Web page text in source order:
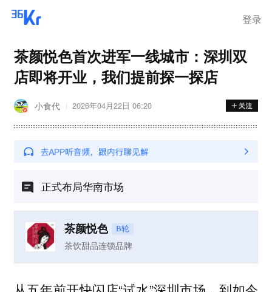
登录
茶颜悦色首次进军一线城市：深圳双
店即将开业，我们提前探一探店
小食代 2026年04月22日 06:20
正式布局华南市场
茶颜悦色 B轮
茶饮甜品连锁品牌